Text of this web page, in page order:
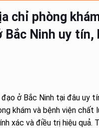
chỉ phòng
Bắc Ninh uy tín,
đạo ở Bắc Ninh tại đâu uy
khám và bệnh viện chất
xác và điều trị hiệu quả.